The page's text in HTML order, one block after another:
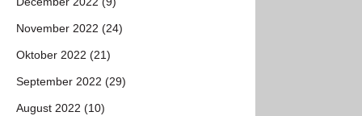
November 2022 (24)
Oktober 2022 (21)
September 2022 (29)
August 2022 (10)